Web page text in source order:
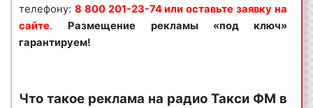
Рекламное агентство «Фасад Медиа
Групп» выполнило большое количество заказов по
размещению рекламы на радио в Хабаровске.
основной площадки для размещения рекламы.
телефону: 8 800 201-23-74 или оставьте заявку на
сайте. Размещение рекламы «под ключ»
гарантируем!
Что такое реклама на радио Такси ФМ в